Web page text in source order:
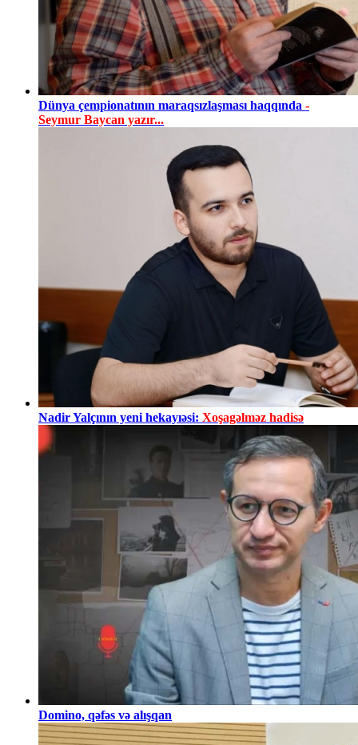
Dünya çempionatının maraqsızlaşması haqqında -
Seymur Baycan yazır...
Nadir Yalçının yeni hekayıəsi: Xoşagəlməz hadisə
Domino, qəfəs və alışqan